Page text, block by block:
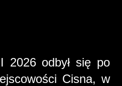
2026 odbył się po
Cisna, w